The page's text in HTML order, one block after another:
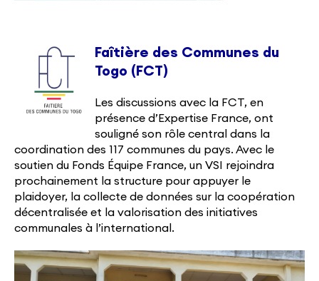
Faîtière des Communes du
Togo (FCT)
Les discussions avec la FCT, en
présence d’Expertise France, ont
souligné son rôle central dans la
coordination des 117 communes du pays. Avec le
soutien du Fonds Équipe France, un VSI rejoindra
prochainement la structure pour appuyer le
plaidoyer, la collecte de données sur la coopération
décentralisée et la valorisation des initiatives
communales à l’international.